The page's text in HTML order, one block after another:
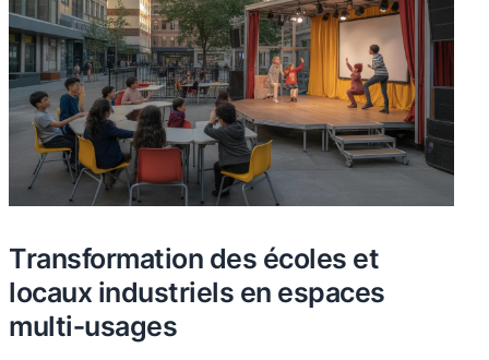
Transformation des écoles et
locaux industriels en espaces
multi‑usages